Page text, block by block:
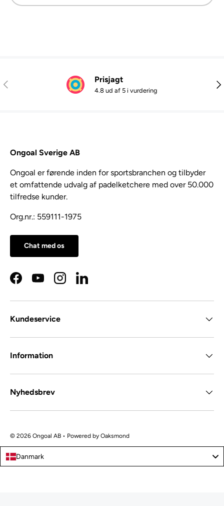
Tidligere Prisjagt
4.8 ud af 5 i vurdering
Ongoal Sverige AB
Ongoal er førende inden for sportsbranchen og tilbyder
et omfattende udvalg af padelketchere med over 50.000
tilfredse kunder.
Org.nr.: 559111-1975
Chat med os
FacebookYouTubeInstagramLinkedIn
Kundeservice
Information
Nyhedsbrev
© 2026 Ongoal AB • Powered by Oaksmond
Danmark